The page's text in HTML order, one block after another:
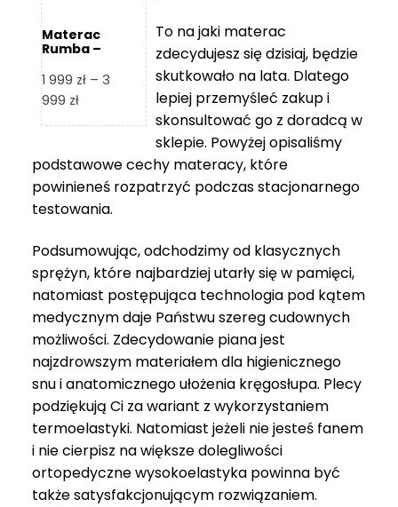
Materac
Rumba –
1 999 zł – 3
999 złZakres
1
999 zł
do
To na jaki materac
zdecydujesz się dzisiaj, będzie
skutkowało na lata. Dlatego
lepiej przemyśleć zakup i
skonsultować go z doradcą w
sklepie. Powyżej opisaliśmy
podstawowe cechy materacy, które
powinieneś rozpatrzyć podczas stacjonarnego
testowania.
Podsumowując, odchodzimy od klasycznych
sprężyn, które najbardziej utarły się w pamięci,
natomiast postępująca technologia pod kątem
medycznym daje Państwu szereg cudownych
możliwości. Zdecydowanie piana jest
najzdrowszym materiałem dla higienicznego
snu i anatomicznego ułożenia kręgosłupa. Plecy
podziękują Ci za wariant z wykorzystaniem
termoelastyki. Natomiast jeżeli nie jesteś fanem
i nie cierpisz na większe dolegliwości
ortopedyczne wysokoelastyka powinna być
także satysfakcjonującym rozwiązaniem.